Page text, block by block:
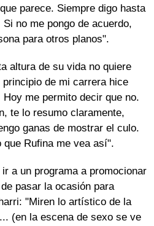
parece. Siempre digo hasta
no me pongo de acuerdo,
para otros planos".
altura de su vida no quiere
de mi carrera hice
me permito decir que no.
te lo resumo claramente,
ganas de mostrar el culo.
que Rufina me vea así".
a un programa a promocionar
pasar la ocasión para
"Miren lo artístico de la
(en la escena de sexo se ve